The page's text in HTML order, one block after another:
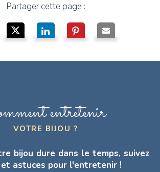
Partager cette page :
entretenir
VOTRE BIJOU ?
bijou dure dans le temps, suivez
et astuces pour l'entretenir !